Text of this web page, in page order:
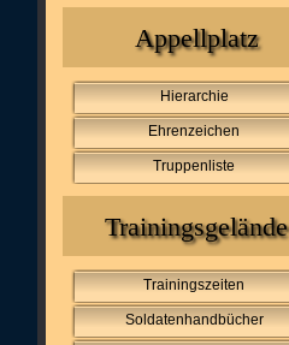
Appellplatz
Hierarchie
Ehrenzeichen
Truppenliste
Trainingsgelände
Trainingszeiten
Soldatenhandbücher